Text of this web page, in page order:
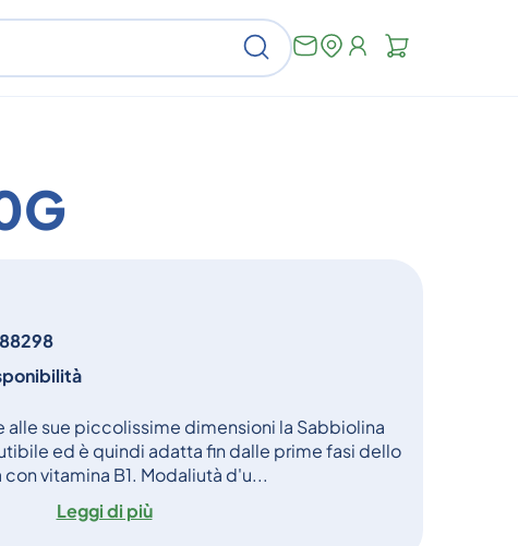
Cerca
alle sue piccolissime dimensioni la Sabbiolina
ed è quindi adatta fin dalle prime fasi dello
vitamina B1. Modaliutà d'u...
Leggi di più